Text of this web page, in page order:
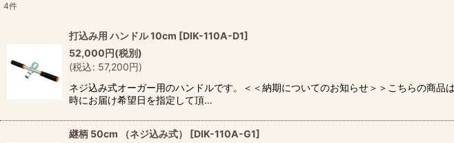
4件
打込み用 ハンドル 10cm [DIK-110A-D1]
52,000円(税別)
(税込: 57,200円)
ネジ込み式オーガー用のハンドルです。＜＜納期についてのお知らせ＞＞こちらの商
時にお届け希望日を指定して頂…
継柄 50cm （ネジ込み式） [DIK-110A-G1]